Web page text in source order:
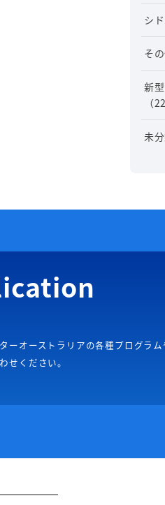
シ
そ
新
（
未
ーオーストラリアの各種プログラ
せください。